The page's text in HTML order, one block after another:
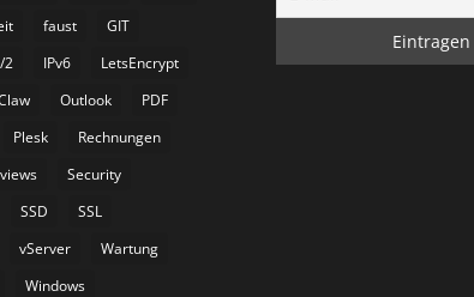
faust
GIT
2 IPv6
LetsEncrypt
Outlook
PDF
Plesk
Rechnungen
Security
SSD
SSL
vServer
Wartung
Windows